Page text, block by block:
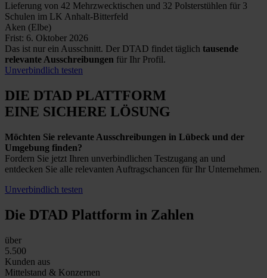
Lieferung von 42 Mehrzwecktischen und 32 Polsterstühlen für 3
Schulen im LK Anhalt-Bitterfeld
Aken (Elbe)
Frist: 6. Oktober 2026
Das ist nur ein Ausschnitt. Der DTAD findet täglich tausende
relevante Ausschreibungen für Ihr Profil.
Unverbindlich testen
DIE DTAD PLATTFORM
EINE SICHERE LÖSUNG
Möchten Sie relevante Ausschreibungen in Lübeck und der
Umgebung finden?
Fordern Sie jetzt Ihren unverbindlichen Testzugang an und
entdecken Sie alle relevanten Auftragschancen für Ihr Unternehmen.
Unverbindlich testen
Die DTAD Plattform in Zahlen
über
5.500
Kunden aus
Mittelstand & Konzernen